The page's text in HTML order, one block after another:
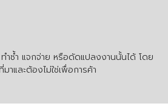
ำซ้ำ แจกจ่าย หรือดัดแปลงงานนั้นได้ โดย
าและต้องไม่ใช่เพื่อการค้า